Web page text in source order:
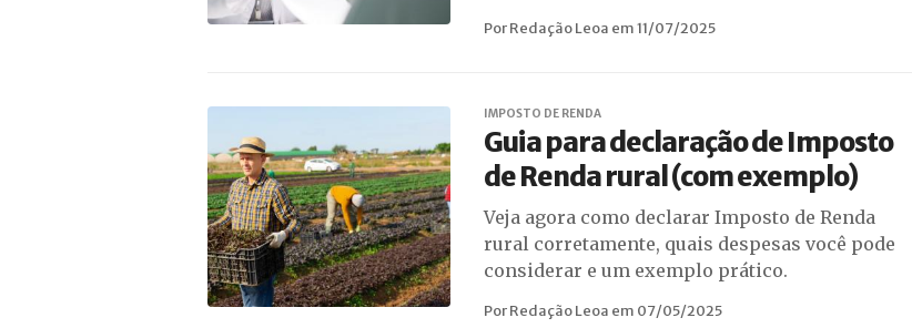
Por Redação Leoa em 11/07/2025
IMPOSTO DE RENDA
Guia para declaração de Imposto
de Renda rural (com exemplo)
Veja agora como declarar Imposto de Renda
rural corretamente, quais despesas você pode
considerar e um exemplo prático.
Por Redação Leoa em 07/05/2025